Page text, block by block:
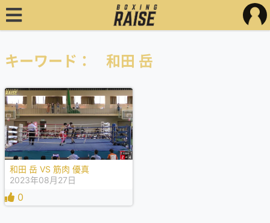
キーワード： 和田 岳
和田 岳 VS 筋肉 優真
2023年08月27日
0